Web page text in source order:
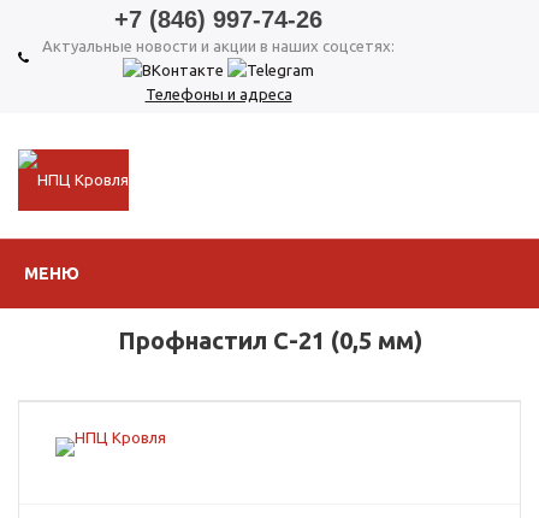
+7 (846) 997-74-26
Актуальные новости и акции в наших соцсетях:
Телефоны и адреса
МЕНЮ
Профнастил С-21 (0,5 мм)